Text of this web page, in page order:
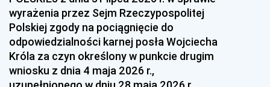
1993 1992 1991
1990 1989
1987 1986 1985
1984 1983
wyrażenia przez Sejm Rzeczypospolitej
Polskiej zgody na pociągnięcie do
odpowiedzialności karnej posła Wojciecha
Króla za czyn określony w punkcie drugim
wniosku z dnia 4 maja 2026 r.,